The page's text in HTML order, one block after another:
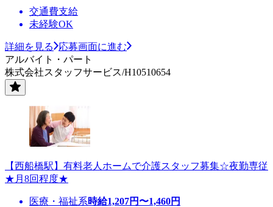
交通費支給
未経験OK
詳細を見る
応募画面に進む
アルバイト・パート
株式会社スタッフサービス/H10510654
【西船橋駅】有料老人ホームで介護スタッフ募集☆夜勤専従
★月8回程度★
医療・福祉系時給1,207円〜1,460円